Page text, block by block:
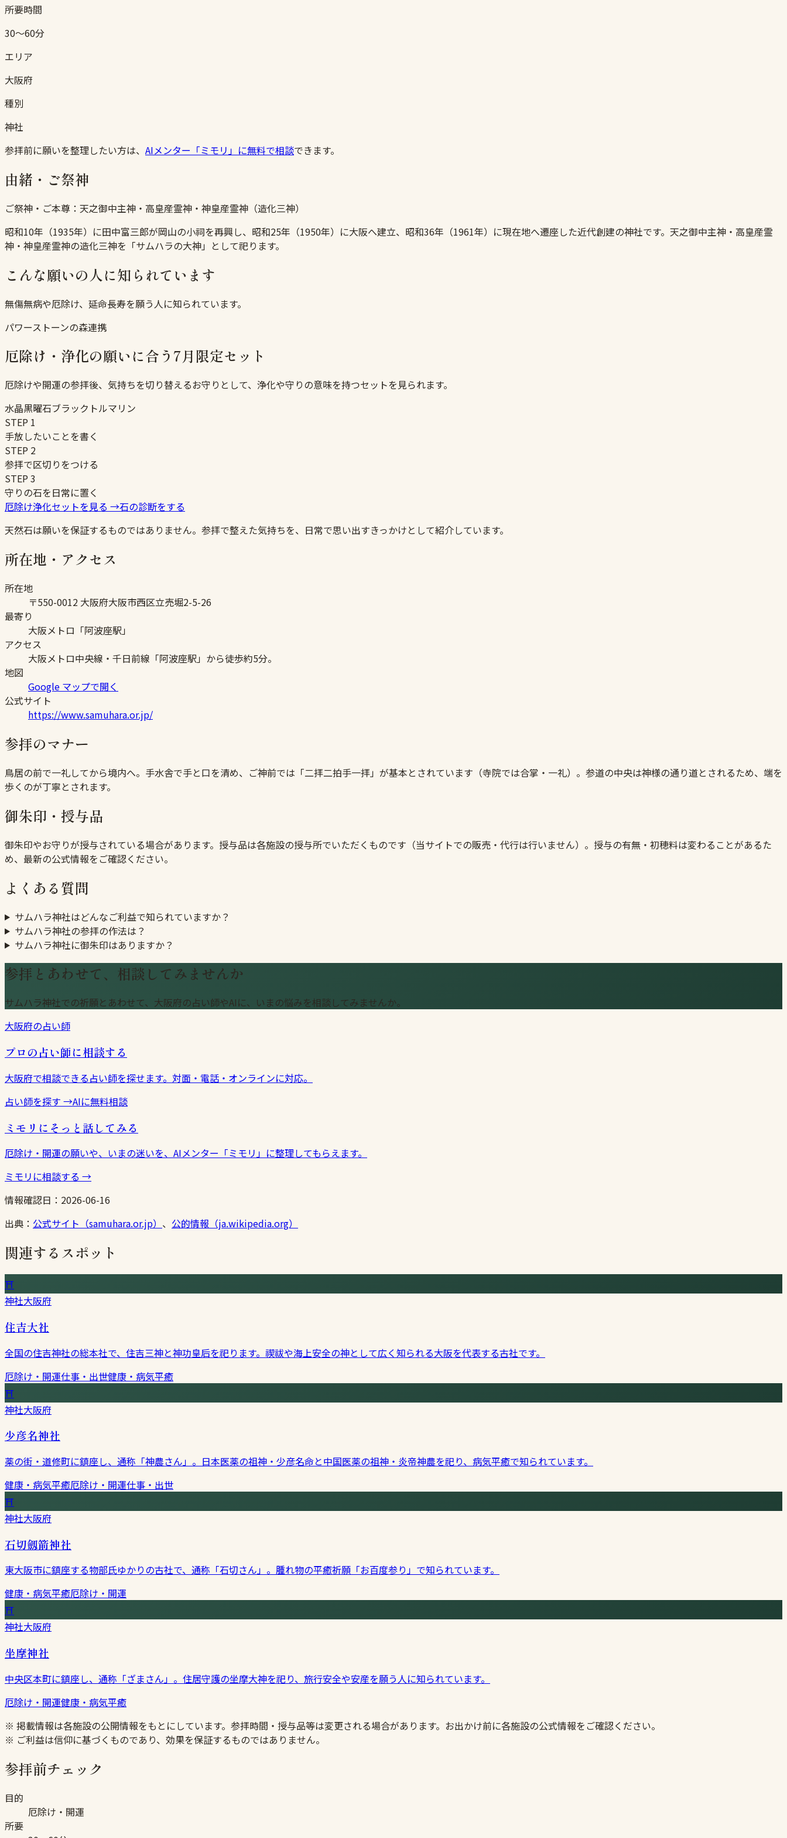
所要時間
30〜60分
エリア
大阪府
種別
神社
参拝前に願いを整理したい方は、 AIメンター「ミモリ」に無料で相談できます。
由緒・ご祭神
ご祭神・ご本尊： 天之御中主神・高皇産霊神・神皇産霊神（造化三神）
昭和10年（1935年）に田中富三郎が岡山の小祠を再興し、昭和25年（1950年）に大阪へ建立、昭和36年（1961年）に現在地へ遷座した近代創建の神社です。天之御中主神・高皇産霊
神・神皇産霊神の造化三神を「サムハラの大神」として祀ります。
こんな願いの人に知られています
無傷無病や厄除け、延命長寿を願う人に知られています。
パワーストーンの森連携
厄除け・浄化の願いに合う7月限定セット
厄除けや開運の参拝後、気持ちを切り替えるお守りとして、浄化や守りの意味を持つセットを見られます。
水晶黒曜石ブラックトルマリン
STEP 1
手放したいことを書く
STEP 2
参拝で区切りをつける
STEP3
守りの石を日常に置く
厄除け浄化セットを見る →石の診断をする
天然石は願いを保証するものではありません。参拝で整えた気持ちを、日常で思い出すきっかけとして紹介しています。
所在地・アクセス
所在地
〒550-0012 大阪府大阪市西区立売堀2-5-26
最寄り
大阪メトロ「阿波座駅」
アクセス
大阪メトロ中央線・千日前線「阿波座駅」から徒歩約5分。
地図
Google マップで開く
公式サイト
https://www.samuhara.or.jp/
参拝のマナー
鳥居の前で一礼してから境内へ。手水舎で手と口を清め、ご神前では「二拝二拍手一拝」が基本とされています（寺院では合掌・一礼）。参道の中央は神様の通り道とされるため、端を
歩くのが丁寧とされます。
御朱印・授与品
御朱印やお守りが授与されている場合があります。授与品は各施設の授与所でいただくものです（当サイトでの販売・代行は行いません）。授与の有無・初穂料は変わることがあるた
め、最新の公式情報をご確認ください。
よくある質問
サムハラ神社はどんなご利益で知られていますか？
サムハラ神社の参拝の作法は？
サムハラ神社に御朱印はありますか？
参拝とあわせて、相談してみませんか
サムハラ神社での祈願とあわせて、大阪府の占い師やAIに、いまの悩みを相談してみませんか。
大阪府の占い師
プロの占い師に相談する
大阪府で相談できる占い師を探せます。対面・電話・オンラインに対応。
占い師を探す →AIに無料相談
ミモリにそっと話してみる
厄除け・開運の願いや、いまの迷いを、AIメンター「ミモリ」に整理してもらえます。
ミモリに相談する →
情報確認日： 2026-06-16
出典： 公式サイト（samuhara.or.jp） 、 公的情報（ja.wikipedia.org）
関連するスポット
⛩
神社大阪府
住吉大社
全国の住吉神社の総本社で、住吉三神と神功皇后を祀ります。禊祓や海上安全の神として広く知られる大阪を代表する古社です。
厄除け・開運仕事・出世健康・病気平癒
⛩
神社大阪府
少彦名神社
薬の街・道修町に鎮座し、通称「神農さん」。日本医薬の祖神・少彦名命と中国医薬の祖神・炎帝神農を祀り、病気平癒で知られています。
健康・病気平癒厄除け・開運仕事・出世
⛩
神社大阪府
石切劔箭神社
東大阪市に鎮座する物部氏ゆかりの古社で、通称「石切さん」。腫れ物の平癒祈願「お百度参り」で知られています。
健康・病気平癒厄除け・開運
⛩
神社大阪府
坐摩神社
中央区本町に鎮座し、通称「ざまさん」。住居守護の坐摩大神を祀り、旅行安全や安産を願う人に知られています。
厄除け・開運健康・病気平癒
※ 掲載情報は各施設の公開情報をもとにしています。参拝時間・授与品等は変更される場合があります。お出かけ前に各施設の公式情報をご確認ください。
※ ご利益は信仰に基づくものであり、効果を保証するものではありません。
参拝前チェック
目的
厄除け・開運
所要